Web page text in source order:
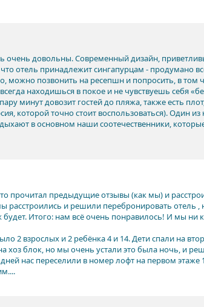
очень довольны. Современный дизайн,
отель принадлежит сингапурцам - продумано
можно позвонить на ресепшн и попросить, в том
находишься в покое и не чувствуешь себя
минут довозит гостей до пляжа, также есть
которой точно стоит воспользоваться). Один
в основном наши соотечественники,
прочитал предыдущие отзывы (как мы) и
и решили перебронировать отель ,
Итого: нам всё очень понравилось! И мы ни
2 взрослых и 2 ребёнка 4 и 14. Дети спали на
хоз блок, но мы очень устали это была ночь, и
нас переселили в номер лофт на первом этаже